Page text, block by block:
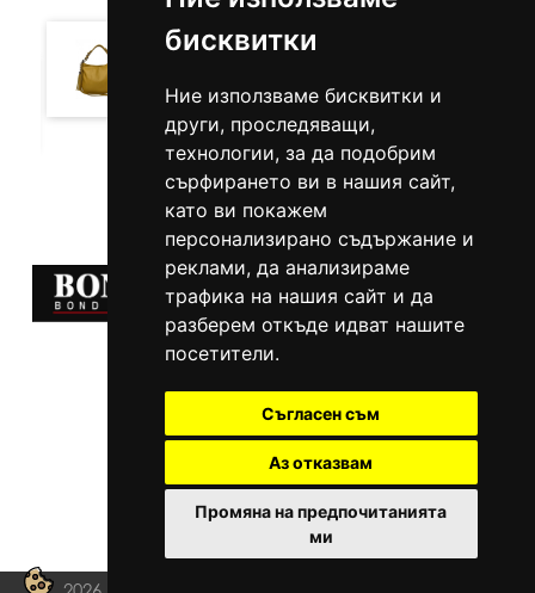
бисквитки
Ние използваме бисквитки и
други, проследяващи,
технологии, за да подобрим
сърфирането ви в нашия сайт,
като ви покажем
персонализирано съдържание и
реклами, да анализираме
трафика на нашия сайт и да
разберем откъде идват нашите
посетители.
Съгласен съм
Аз отказвам
Промяна на предпочитанията
ми
088 926 5972
088 243 1234
info@baga.bg